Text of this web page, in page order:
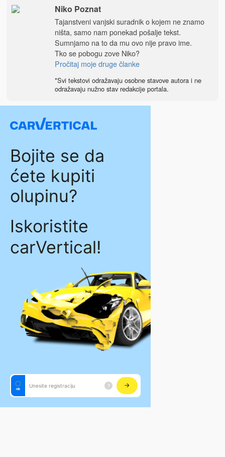
Niko Poznat
Tajanstveni vanjski suradnik o kojem ne znamo
ništa, samo nam ponekad pošalje tekst.
Sumnjamo na to da mu ovo nije pravo ime.
Tko se pobogu zove Niko?
Pročitaj moje druge članke
*Svi tekstovi odražavaju osobne stavove autora i ne
odražavaju nužno stav redakcije portala.